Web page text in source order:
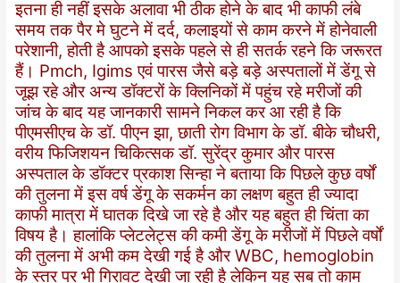
इतना ही नहीं इसके अलावा भी ठीक होने के बाद भी काफी लंबे
समय तक पैर मे घुटने में दर्द, कलाइयों से काम करने में होनेवाली
परेशानी, होती है आपको इसके पहले से ही सतर्क रहने कि जरूरत
हैं। Pmch, Igims एवं पारस जैसे बड़े बड़े अस्पतालों में डेंगू से
जूझ रहे और अन्य डॉक्टरों के क्लिनिकों में पहुंच रहे मरीजों की
जांच के बाद यह जानकारी सामने निकल कर आ रही है कि
पीएमसीएच के डॉ. पीएन झा, छाती रोग विभाग के डॉ. बीके चौधरी,
वरीय फिजिशयन चिकित्सक डॉ. सुरेंद्र कुमार और पारस
अस्पताल के डॉक्टर प्रकाश सिन्हा ने बताया कि पिछले कुछ वर्षों
की तुलना में इस वर्ष डेंगू के सकर्मन का लक्षण बहुत ही ज्यादा
काफी मात्रा में घातक दिखे जा रहे है और यह बहुत ही चिंता का
विषय है। हालांकि प्लेटलेट्स की कमी डेंगू के मरीजों में पिछले वर्षों
की तुलना में अभी कम देखी गई है और WBC, hemoglobin
के स्तर पर भी गिरावट देखी जा रही है लेकिन यह सब तो काम